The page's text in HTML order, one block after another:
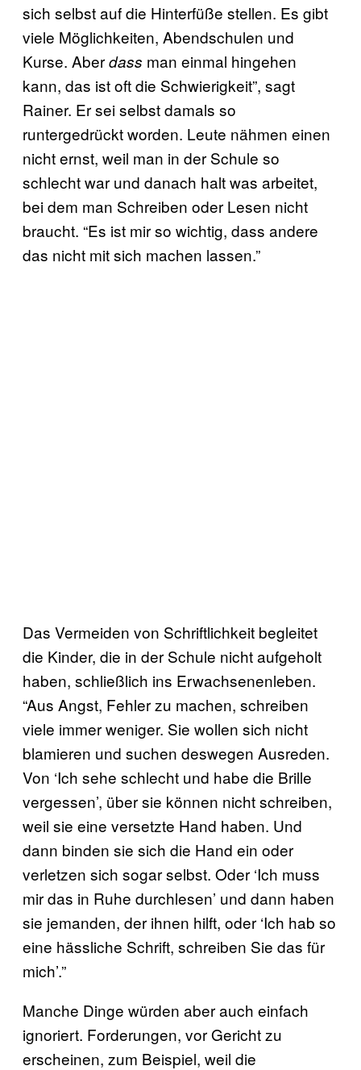
sich selbst auf die Hinterfüße stellen. Es gibt
viele Möglichkeiten, Abendschulen und
Kurse. Aberdass man einmal hingehen
kann, das ist oft die Schwierigkeit”, sagt
Rainer. Er sei selbst damals so
runtergedrückt worden. Leute nähmen einen
nicht ernst, weil man in der Schule so
schlecht war und danach halt was arbeitet,
bei dem man Schreiben oder Lesen nicht
braucht. “Es ist mir so wichtig, dass andere
das nicht mit sich machen lassen.”
Das Vermeiden von Schriftlichkeit begleitet
die Kinder, die in der Schule nicht aufgeholt
haben, schließlich ins Erwachsenenleben.
“Aus Angst, Fehler zu machen, schreiben
viele immer weniger. Sie wollen sich nicht
blamieren und suchen deswegen Ausreden.
Von ‘Ich sehe schlecht und habe die Brille
vergessen’, über sie können nicht schreiben,
weil sie eine versetzte Hand haben. Und
dann binden sie sich die Hand ein oder
verletzen sich sogar selbst. Oder ‘Ich muss
mir das in Ruhe durchlesen’ und dann haben
sie jemanden, der ihnen hilft, oder ‘Ich hab so
eine hässliche Schrift, schreiben Sie das für
mich’.”
Manche Dinge würden aber auch einfach
ignoriert. Forderungen, vor Gericht zu
erscheinen, zum Beispiel, weil die